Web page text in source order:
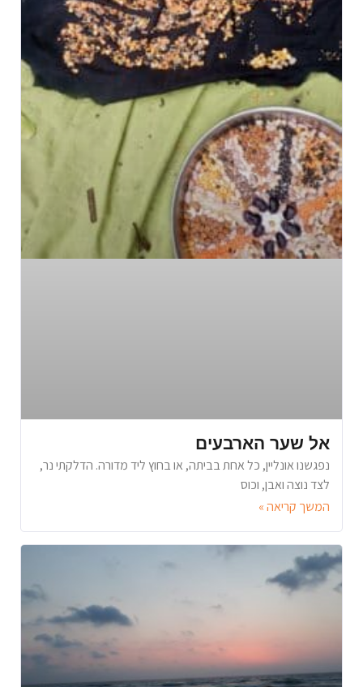
אל שער הארבעים
נפגשנו אונליין, כל אחת בביתה, או בחוץ ליד מדורה. הדלקתי נר,
לצד נוצה ואבן, וכוס
המשך קריאה »